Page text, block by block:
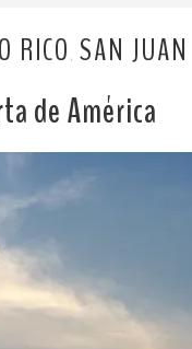
RICO SAN JUAN
de América